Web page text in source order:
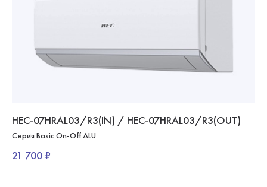
HEC-07HRAL03/R3(IN) / HEC-07HRAL03/R3(OUT)
Серия Basic On-Off ALU
21 700 ₽